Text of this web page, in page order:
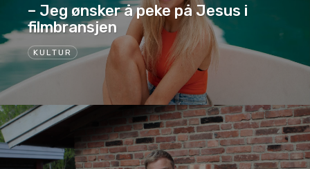
KULTUR
– Jeg ønsker å peke på Jesus i
filmbransjen